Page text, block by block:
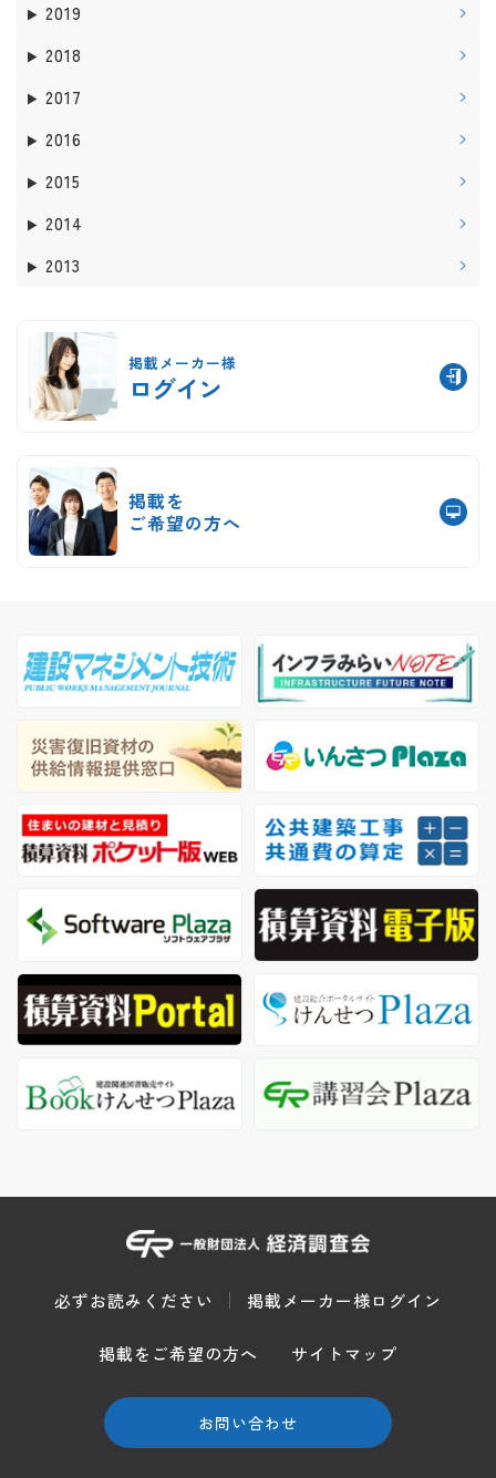
2019
2018
2017
2016
2015
2014
2013
掲載メーカー様
ログイン
掲載を
ご希望の方へ
必ずお読みください 掲載メーカー様ログイン
掲載をご希望の方へ サイトマップ
お問い合わせ